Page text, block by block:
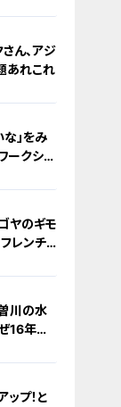
ん、アジ
あれこれ
な」をみ
ークショ
ヤのギモ
レンチ
川の水
16年ぶ
ップ！と